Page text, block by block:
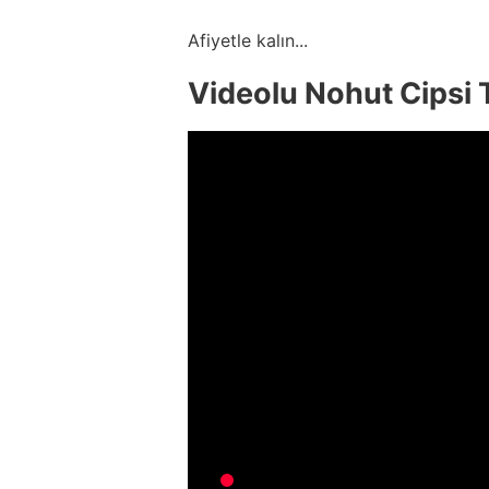
Afiyetle kalın...
Videolu Nohut Cipsi